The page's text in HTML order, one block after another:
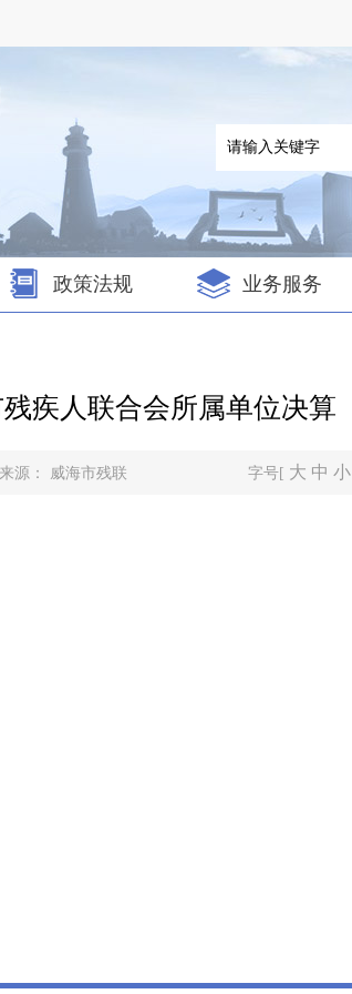
政策法规 业务服务
疾人联合会所属单位决算
源： 威海市残联 字号[ 大 中 小